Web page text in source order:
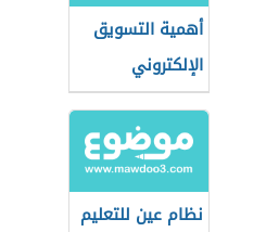
أهمية التسويق
الإلكتروني
نظام عين للتعليم